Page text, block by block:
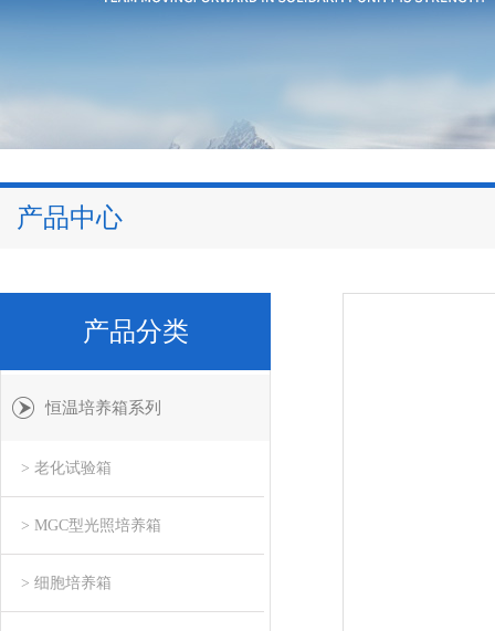
产品中心
产品分类
恒温培养箱系列
> 老化试验箱
> MGC型光照培养箱
> 细胞培养箱